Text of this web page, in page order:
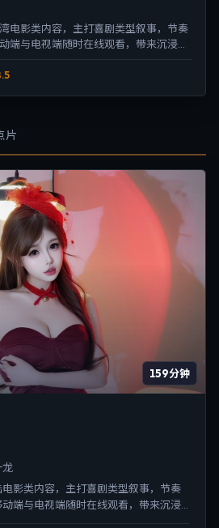
电影类内容，主打喜剧类型叙事，节奏
端与电视端随时在线观看，带来沉浸式
片
159分钟
龙
电影类内容，主打喜剧类型叙事，节奏
端与电视端随时在线观看，带来沉浸